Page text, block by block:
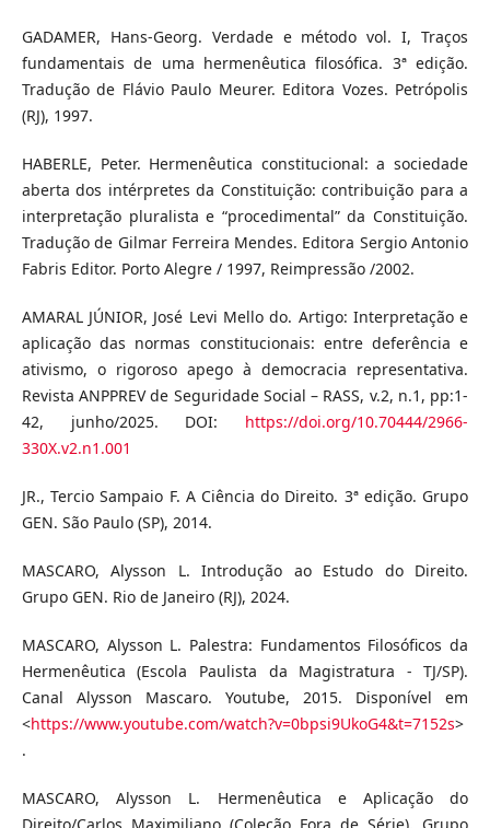
GADAMER, Hans-Georg. Verdade e método vol. I, Traços
fundamentais de uma hermenêutica filosófica. 3ª edição.
Tradução de Flávio Paulo Meurer. Editora Vozes. Petrópolis
(RJ), 1997.
HABERLE, Peter. Hermenêutica constitucional: a sociedade
aberta dos intérpretes da Constituição: contribuição para a
interpretação pluralista e “procedimental” da Constituição.
Tradução de Gilmar Ferreira Mendes. Editora Sergio Antonio
Fabris Editor. Porto Alegre / 1997, Reimpressão /2002.
AMARAL JÚNIOR, José Levi Mello do. Artigo: Interpretação e
aplicação das normas constitucionais: entre deferência e
ativismo, o rigoroso apego à democracia representativa.
Revista ANPPREV de Seguridade Social – RASS, v.2, n.1, pp:1-
42, junho/2025. DOI: https://doi.org/10.70444/2966-
330X.v2.n1.001
JR., Tercio Sampaio F. A Ciência do Direito. 3ª edição. Grupo
GEN. São Paulo (SP), 2014.
MASCARO, Alysson L. Introdução ao Estudo do Direito.
Grupo GEN. Rio de Janeiro (RJ), 2024.
MASCARO, Alysson L. Palestra: Fundamentos Filosóficos da
Hermenêutica (Escola Paulista da Magistratura - TJ/SP).
Canal Alysson Mascaro. Youtube, 2015. Disponível em
<https://www.youtube.com/watch?v=0bpsi9UkoG4&t=7152s>
.
MASCARO, Alysson L. Hermenêutica e Aplicação do